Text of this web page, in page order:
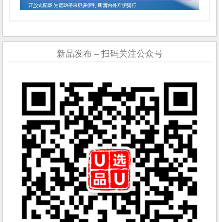
新品发布 – 扫码关注公众号